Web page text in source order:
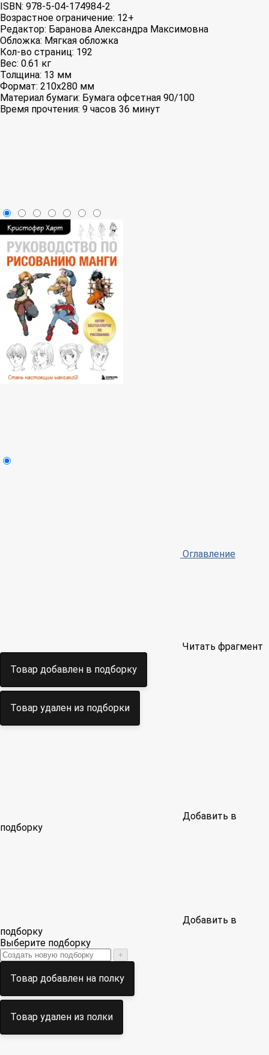
ISBN: 978-5-04-174984-2
Возрастное ограничение: 12+
Редактор: Баранова Александра Максимовна
Обложка: Мягкая обложка
Кол-во страниц: 192
Вес: 0.61 кг
Толщина: 13 мм
Формат: 210x280 мм
Материал бумаги: Бумага офсетная 90/100
Время прочтения: 9 часов 36 минут
Оглавление
Читать фрагмент
Товар добавлен в подборку
Товар удален из подборки
Добавить в
подборку
Добавить в
подборку
Выберите подборку
+
Товар добавлен на полку
Товар удален из полки